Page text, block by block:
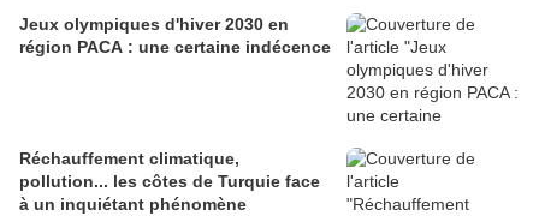
Jeux olympiques d'hiver 2030 en
région PACA : une certaine indécence
Réchauffement climatique,
pollution... les côtes de Turquie face
à un inquiétant phénomène